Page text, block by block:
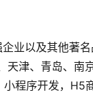
业以及其他著
津、青岛、南
程序开发，H5